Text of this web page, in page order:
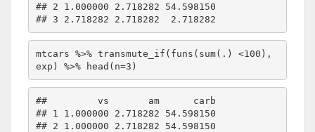
## 2 1.000000 2.718282 54.598150
mtcars %>% transmute_if(funs(sum(.) <100),
##         vs       am      carb
## 1 1.000000 2.718282 54.598150
## 2 1.000000 2.718282 54.598150